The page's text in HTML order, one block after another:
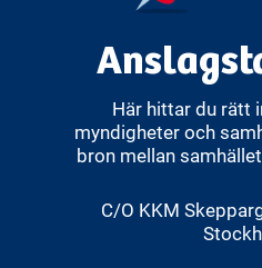
Här hittar du rätt
myndigheter och
bron mellan
C/O KKM